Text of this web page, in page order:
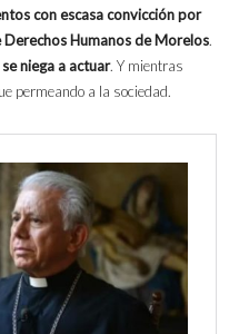
con escasa convicción por
Humanos de Morelos.
niega a actuar. Y mientras
permeando a la sociedad.